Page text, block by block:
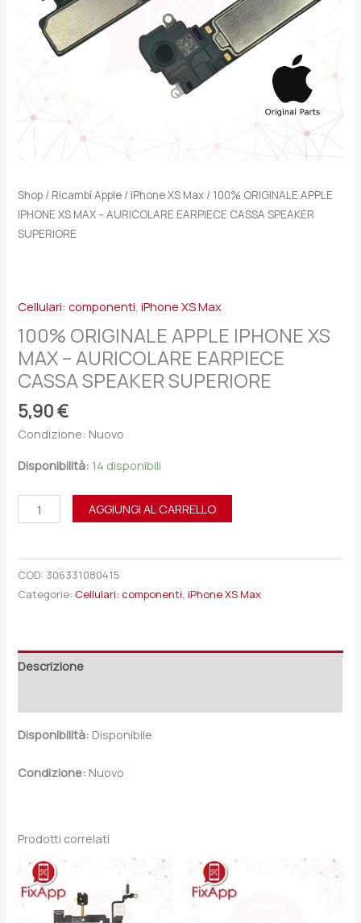
Shop / Ricambi Apple / iPhone XS Max / 100% ORIGINALE APPLE
IPHONE XS MAX – AURICOLARE EARPIECE CASSA SPEAKER
SUPERIORE
Cellulari: componenti,iPhone XS Max
100% ORIGINALE APPLE IPHONE XS
MAX – AURICOLARE EARPIECE
CASSA SPEAKER SUPERIORE
5,90€
Condizione: Nuovo
Disponibilità: 14 disponibili
CASSA
SPEAKER
SUPERIORE
quantità
AGGIUNGI AL CARRELLO
COD: 306331080415
Categorie: Cellulari: componenti,iPhone XS Max
Descrizione
Disponibilità: Disponibile
Condizione: Nuovo
Prodotti correlati